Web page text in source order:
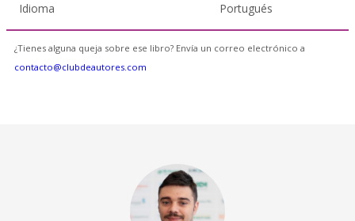
Idioma Portugués
¿Tienes alguna queja sobre ese libro? Envía un correo electrónico a
contacto@clubdeautores.com